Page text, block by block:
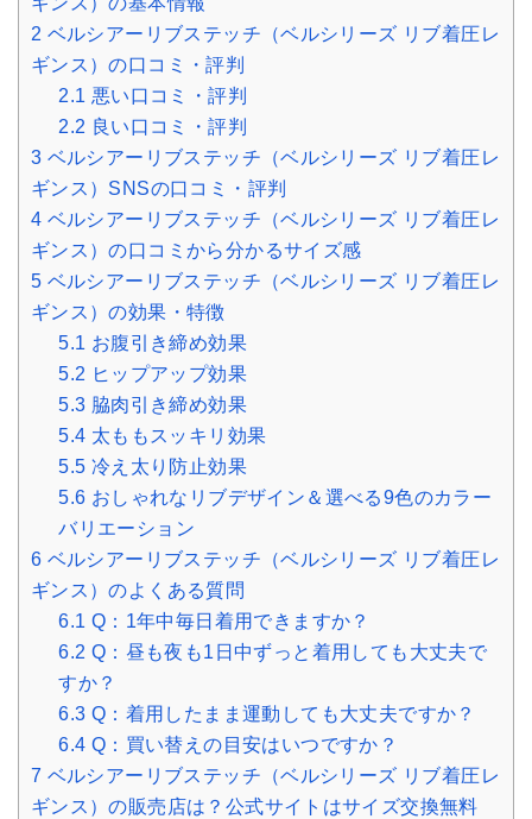
2 ベルシアーリブステッチ（ベルシリーズ リブ着圧レ
ギンス）の口コミ・評判
2.1 悪い口コミ・評判
2.2 良い口コミ・評判
3 ベルシアーリブステッチ（ベルシリーズ リブ着圧レ
ギンス）SNSの口コミ・評判
4 ベルシアーリブステッチ（ベルシリーズ リブ着圧レ
ギンス）の口コミから分かるサイズ感
5 ベルシアーリブステッチ（ベルシリーズ リブ着圧レ
ギンス）の効果・特徴
5.1 お腹引き締め効果
5.2 ヒップアップ効果
5.3 脇肉引き締め効果
5.4 太ももスッキリ効果
5.5 冷え太り防止効果
5.6 おしゃれなリブデザイン＆選べる9色のカラー
バリエーション
6 ベルシアーリブステッチ（ベルシリーズ リブ着圧レ
ギンス）のよくある質問
6.1 Q：1年中毎日着用できますか？
6.2 Q：昼も夜も1日中ずっと着用しても大丈夫で
すか？
6.3 Q：着用したまま運動しても大丈夫ですか？
6.4 Q：買い替えの目安はいつですか？
7 ベルシアーリブステッチ（ベルシリーズ リブ着圧レ
ギンス）の販売店は？公式サイトはサイズ交換無料